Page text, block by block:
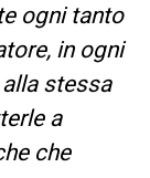
ogni tanto
in ogni
stessa
a
che